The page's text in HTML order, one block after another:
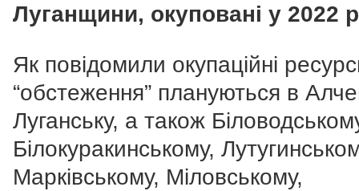
Луганщини, окуповані у 2022
Як повідомили окупаційні
“обстеження” плануються в
Луганську, а також
Білокуракинському,
Марківському, Міловському,